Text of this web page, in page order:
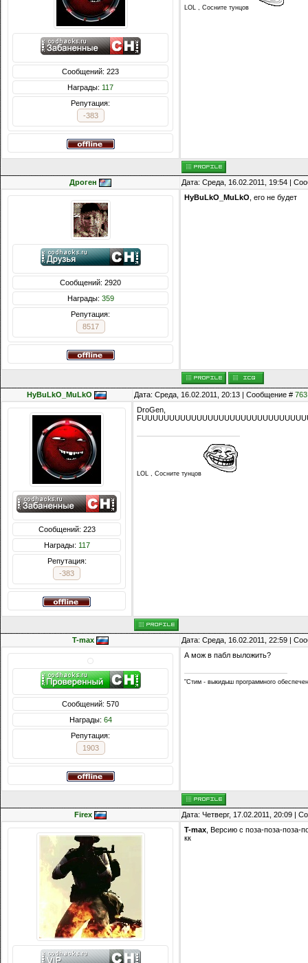
Сообщений: 223
Награды: 117
Репутация:
-383
LOL , Сосните тунцов
Дроген Дата: Среда, 16.02.2011, 19:54 |
Сообщений: 2920
Награды: 359
Репутация:
8517
HyBuLkO_MuLkO , его не будет
HyBuLkO_MuLkO Дата: Среда, 16.02.2011, 20:13 | Сообщение # 763
Сообщений: 223
Награды: 117
Репутация:
-383
DroGen,
LOL , Сосните тунцов
T-max Дата: Среда, 16.02.2011, 22:59 |
Сообщений: 570
Награды: 64
Репутация:
1903
А мож в пабл выложить?
"Стим - выкидыш программного
Firex Дата: Четверг, 17.02.2011, 20:09 |
T-max , Версию с поза-поза-поза-
кк